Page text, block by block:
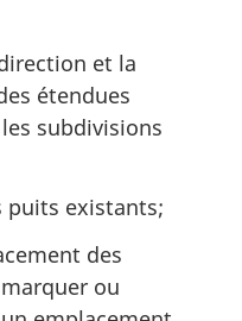
et la
étendues
subdivisions
puits existants;
des
ou